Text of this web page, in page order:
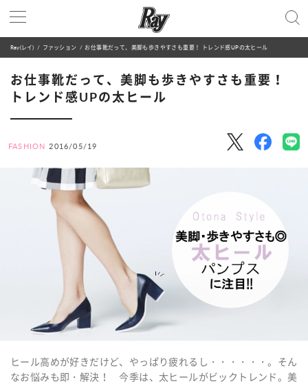
Ray(レイ) ファッション お仕事靴だって、美脚も歩きやすさも重要！ トレンド感UPの太ヒール
お仕事靴だって、美脚も歩きやすさも重要！
トレンド感UPの太ヒール
FASHION 2016/05/19
ヒール高めが好きだけど、やっぱり疲れるし・・・・・・。そん
なお悩みも即・解決！ 今季は、太ヒールがビックトレンド。美